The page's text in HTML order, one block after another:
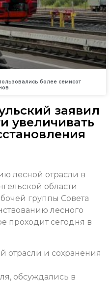
более семисот
заявил
увеличивать
лесной отрасли в
области
группы Совета
лесного
проходит сегодня в
отрасли и сохранения
обсуждались в